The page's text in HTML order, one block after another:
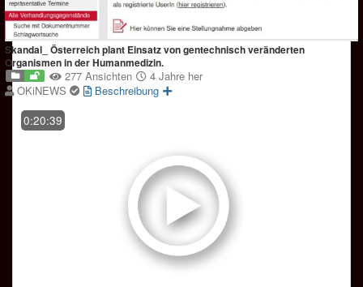
Skandal_ Österreich plant Einsatz von gentechnisch veränderten
Organismen in der Humanmedizin.
277 Ansichten
4 Jahre her
OKiNEWS
Beschreibung
0:20:39